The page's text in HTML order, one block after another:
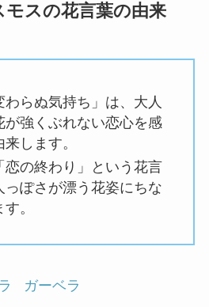
スの花言葉の由来
らぬ気持ち」は、大人
が強くぶれない恋心を感
します。
恋の終わり」という花言
ぽさが漂う花姿にちな
。
ガーベラ